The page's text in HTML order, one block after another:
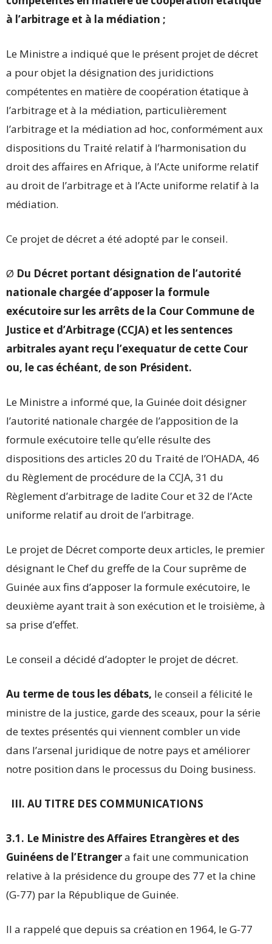
à l’arbitrage et à la médiation ;
Le Ministre a indiqué que le présent projet de décret
a pour objet la désignation des juridictions
compétentes en matière de coopération étatique à
l’arbitrage et à la médiation, particulièrement
l’arbitrage et la médiation ad hoc, conformément aux
dispositions du Traité relatif à l’harmonisation du
droit des affaires en Afrique, à l’Acte uniforme relatif
au droit de l’arbitrage et à l’Acte uniforme relatif à la
médiation.
Ce projet de décret a été adopté par le conseil.
Ø Du Décret portant désignation de l’autorité
nationale chargée d’apposer la formule
exécutoire sur les arrêts de la Cour Commune de
Justice et d’Arbitrage (CCJA) et les sentences
arbitrales ayant reçu l’exequatur de cette Cour
ou, le cas échéant, de son Président.
Le Ministre a informé que, la Guinée doit désigner
l’autorité nationale chargée de l’apposition de la
formule exécutoire telle qu’elle résulte des
dispositions des articles 20 du Traité de l’OHADA, 46
du Règlement de procédure de la CCJA, 31 du
Règlement d’arbitrage de ladite Cour et 32 de l’Acte
uniforme relatif au droit de l’arbitrage.
Le projet de Décret comporte deux articles, le premier
désignant le Chef du greffe de la Cour suprême de
Guinée aux fins d’apposer la formule exécutoire, le
deuxième ayant trait à son exécution et le troisième, à
sa prise d’effet.
Le conseil a décidé d’adopter le projet de décret.
Au terme de tous les débats, le conseil a félicité le
ministre de la justice, garde des sceaux, pour la série
de textes présentés qui viennent combler un vide
dans l’arsenal juridique de notre pays et améliorer
notre position dans le processus du Doing business.
III. AU TITRE DES COMMUNICATIONS
3.1. Le Ministre des Affaires Etrangères et des
Guinéens de l’Etrangera fait une communication
relative à la présidence du groupe des 77 et la chine
(G-77) par la République de Guinée.
Il a rappelé que depuis sa création en 1964, le G-77